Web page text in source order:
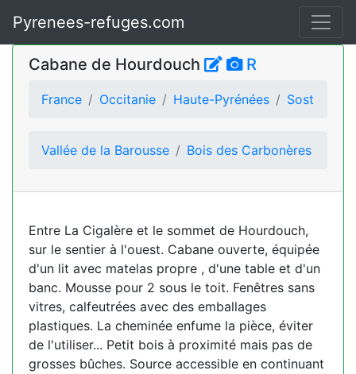
Pyrenees-refuges.com
Cabane de Hourdouch R
France Occitanie Haute-Pyrénées Sost
Vallée de la Barousse Bois des Carbonères
Entre La Cigalère et le sommet de Hourdouch,
sur le sentier à l'ouest. Cabane ouverte, équipée
d'un lit avec matelas propre , d'une table et d'un
banc. Mousse pour 2 sous le toit. Fenêtres sans
vitres, calfeutrées avec des emballages
plastiques. La cheminée enfume la pièce, éviter
de l'utiliser... Petit bois à proximité mais pas de
grosses bûches. Source accessible en continuant